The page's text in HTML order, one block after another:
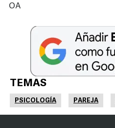
OA
TEMAS
PSICOLOGÍA PAREJA